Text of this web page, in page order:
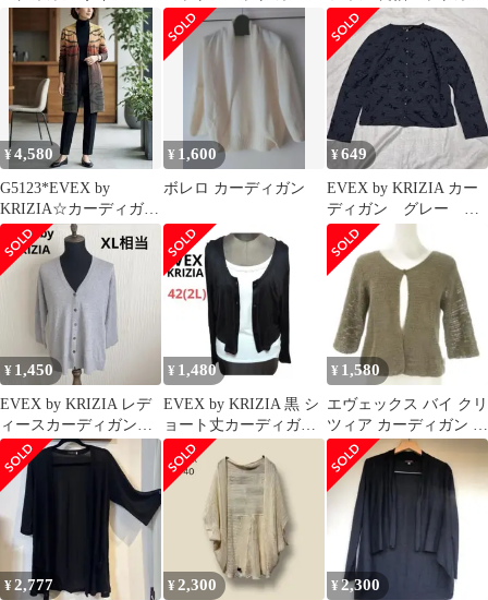
ネック ハート刺繍
ニット
ィガン
ディガン ブラウン 40
C5271
¥4,580
G5123*EVEX by
KRIZIA☆カーディガン
☆40☆毛☆アニマル☆
茶系
¥ 1,600
ボレロ カーディガン
¥649
EVEX by KRIZIA カー
ディガン グレー
花 42 XL
¥ 1,450
EVEX by KRIZIA レデ
ィースカーディガン
大きいサイズ XL相当
¥ 1,480
EVEX by KRIZIA 黒 シ
ョート丈カーディガン
42 羽織り 薄手
¥ 1,580
エヴェックス バイ クリ
ツィア カーディガン 麻
茶 ブラウン 七分袖
¥2,777 ¥2,300 ¥2,300